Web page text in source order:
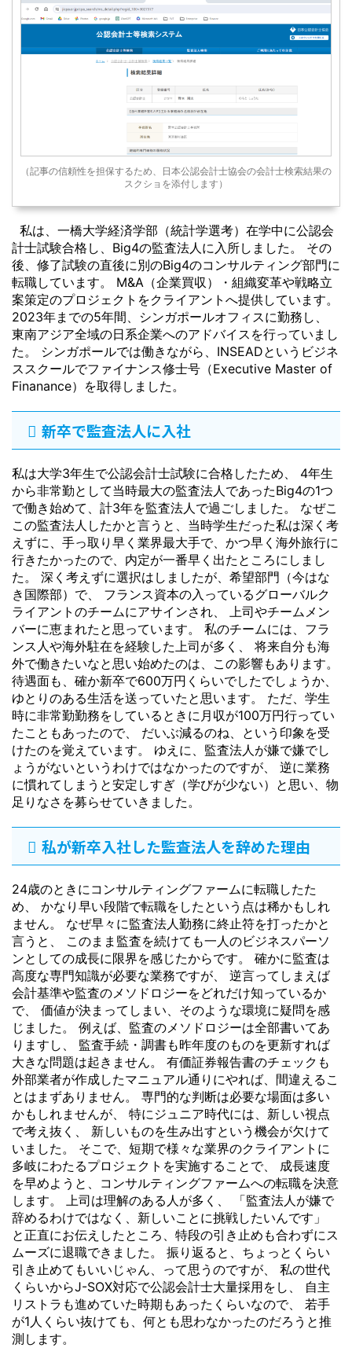
（記事の信頼性を担保するため、日本公認会計士協会の会計士検索結果の
スクショを添付します）
私は、一橋大学経済学部（統計学選考）在学中に公認会
計士試験合格し、Big4の監査法人に入所しました。 その
後、修了試験の直後に別のBig4のコンサルティング部門に
転職しています。 M&A（企業買収）・組織変革や戦略立
案策定のプロジェクトをクライアントへ提供しています。
2023年までの5年間、シンガポールオフィスに勤務し、
東南アジア全域の日系企業へのアドバイスを行っていまし
た。 シンガポールでは働きながら、INSEADというビジネ
ススクールでファイナンス修士号（Executive Master of
Finanance）を取得しました。
新卒で監査法人に入社
私は大学3年生で公認会計士試験に合格したため、 4年生
から非常勤として当時最大の監査法人であったBig4の1つ
で働き始めて、計3年を監査法人で過ごしました。 なぜこ
この監査法人したかと言うと、当時学生だった私は深く考
えずに、手っ取り早く業界最大手で、かつ早く海外旅行に
行きたかったので、内定が一番早く出たところにしまし
た。 深く考えずに選択はしましたが、希望部門（今はな
き国際部）で、 フランス資本の入っているグローバルク
ライアントのチームにアサインされ、 上司やチームメン
バーに恵まれたと思っています。 私のチームには、フラ
ンス人や海外駐在を経験した上司が多く、 将来自分も海
外で働きたいなと思い始めたのは、この影響もあります。
待遇面も、確か新卒で600万円くらいでしたでしょうか、
ゆとりのある生活を送っていたと思います。 ただ、学生
時に非常勤勤務をしているときに月収が100万円行ってい
たこともあったので、 だいぶ減るのね、という印象を受
けたのを覚えています。 ゆえに、監査法人が嫌で嫌でし
ょうがないというわけではなかったのですが、 逆に業務
に慣れてしまうと安定しすぎ（学びが少ない）と思い、物
足りなさを募らせていきました。
私が新卒入社した監査法人を辞めた理由
24歳のときにコンサルティングファームに転職したた
め、 かなり早い段階で転職をしたという点は稀かもしれ
ません。 なぜ早々に監査法人勤務に終止符を打ったかと
言うと、 このまま監査を続けても一人のビジネスパーソ
ンとしての成長に限界を感じたからです。 確かに監査は
高度な専門知識が必要な業務ですが、 逆言ってしまえば
会計基準や監査のメソドロジーをどれだけ知っているか
で、 価値が決まってしまい、そのような環境に疑問を感
じました。 例えば、監査のメソドロジーは全部書いてあ
りますし、 監査手続・調書も昨年度のものを更新すれば
大きな問題は起きません。 有価証券報告書のチェックも
外部業者が作成したマニュアル通りにやれば、間違えるこ
とはまずありません。 専門的な判断は必要な場面は多い
かもしれませんが、 特にジュニア時代には、新しい視点
で考え抜く、 新しいものを生み出すという機会が欠けて
いました。 そこで、短期で様々な業界のクライアントに
多岐にわたるプロジェクトを実施することで、 成長速度
を早めようと、コンサルティングファームへの転職を決意
します。 上司は理解のある人が多く、 「監査法人が嫌で
辞めるわけではなく、新しいことに挑戦したいんです」
と正直にお伝えしたところ、特段の引き止めも合わずにス
ムーズに退職できました。 振り返ると、ちょっとくらい
引き止めてもいいじゃん、って思うのですが、 私の世代
くらいからJ-SOX対応で公認会計士大量採用をし、 自主
リストラも進めていた時期もあったくらいなので、 若手
が1人くらい抜けても、何とも思わなかったのだろうと推
測します。